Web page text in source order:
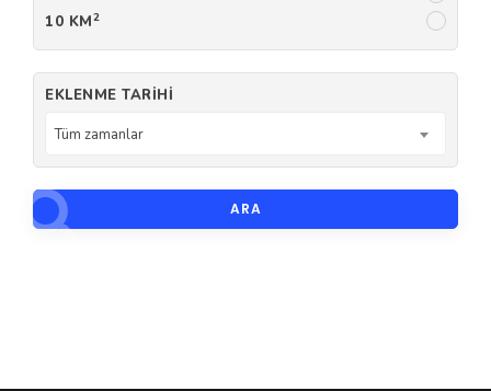
10 KM2
EKLENME TARIHI
Tüm zamanlar
ARA